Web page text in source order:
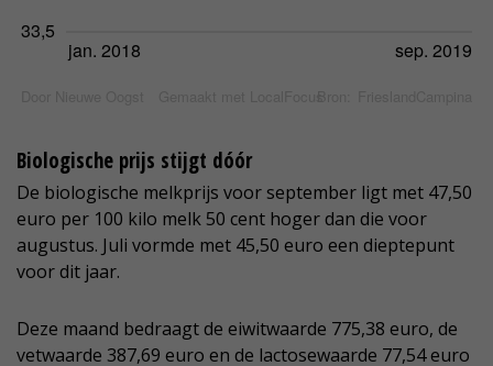
Biologische prijs stijgt dóór
De biologische melkprijs voor september ligt met 47,50
euro per 100 kilo melk 50 cent hoger dan die voor
augustus. Juli vormde met 45,50 euro een dieptepunt
voor dit jaar.
Deze maand bedraagt de eiwitwaarde 775,38 euro, de
vetwaarde 387,69 euro en de lactosewaarde 77,54 euro